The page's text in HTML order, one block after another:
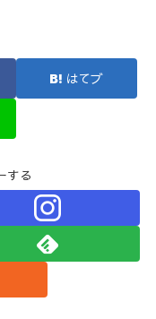
はてブ
する